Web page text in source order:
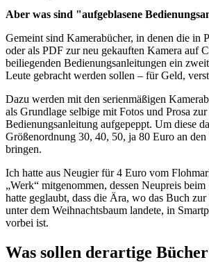
Aber was sind "aufgeblasene
Gemeint sind Kamerabücher, in denen die in
oder als PDF zur neu gekauften Kamera auf
beiliegenden Bedienungsanleitungen ein
Leute gebracht werden sollen – für Geld,
Dazu werden mit den serienmäßigen
als Grundlage selbige mit Fotos und Prosa
Bedienungsanleitung aufgepeppt. Um diese
Größenordnung 30, 40, 50, ja 80 Euro an
bringen.
Ich hatte aus Neugier für 4 Euro vom
„Werk“ mitgenommen, dessen Neupreis
hatte geglaubt, dass die Ära, wo das Buch
unter dem Weihnachtsbaum landete, in
vorbei ist.
Was sollen derartige